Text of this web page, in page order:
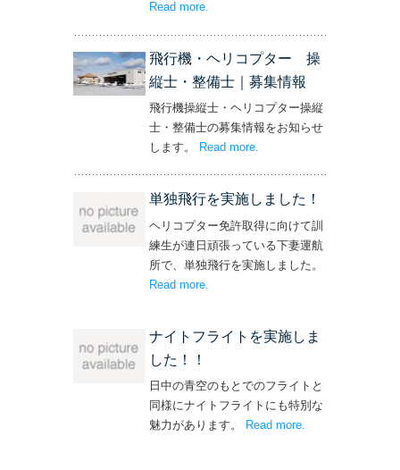
Read more– ‘社長と専務からの嬉しいプレゼン
.
飛行機・ヘリコプター 操
縦士・整備士｜募集情報
飛行機操縦士・ヘリコプター操縦
士・整備士の募集情報をお知らせ
します。
Read more– ‘飛行機・ヘリコプター
.
単独飛行を実施しました！
ヘリコプター免許取得に向けて訓
練生が連日頑張っている下妻運航
所で、単独飛行を実施しました。
Read more
ナイトフライトを実施しま
した！！
日中の青空のもとでのフライトと
同様にナイトフライトにも特別な
魅力があります。
Read more– ‘ナイトフライト
.